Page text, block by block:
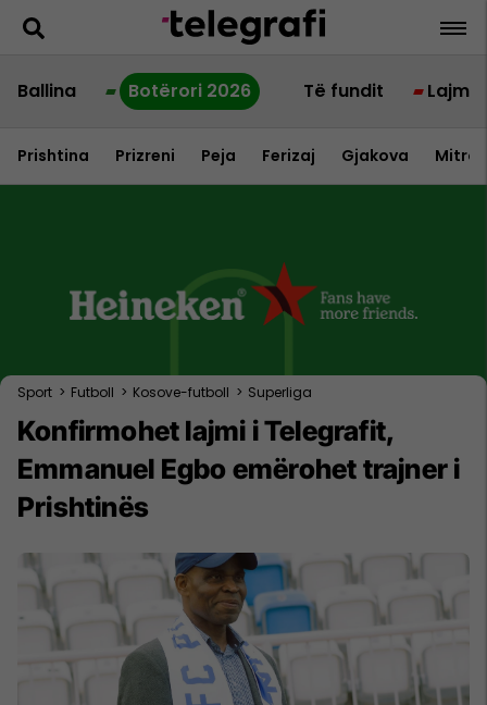
Ballina Botërori 2026 Të fundit Lajme
Prishtina Prizreni Peja Ferizaj Gjakova
Sport > Futboll > Kosove-futboll > Superliga
Konfirmohet lajmi i Telegrafit,
Emmanuel Egbo emërohet trajner i
Prishtinës